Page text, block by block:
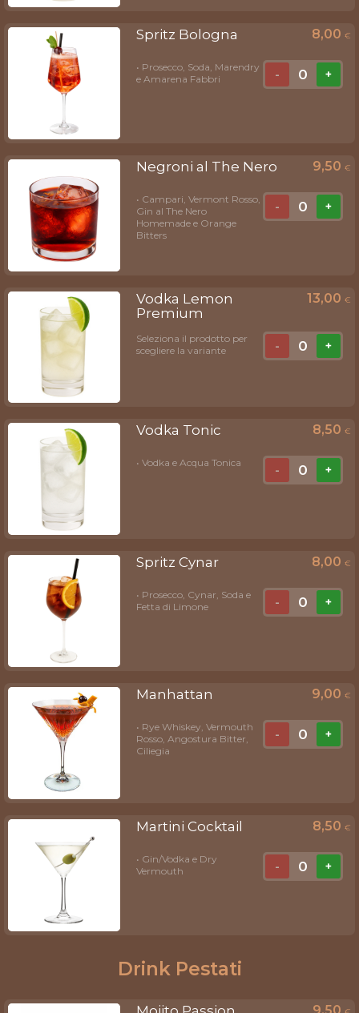
Spritz Bologna 8,00 €
• Prosecco, Soda, Marendry
e Amarena Fabbri
- 0 +
Negroni al The Nero 9,50 €
• Campari, Vermont Rosso,
Gin al The Nero
Homemade e Orange
Bitters
- 0 +
Vodka Lemon
Premium
13,00 €
Seleziona il prodotto per
scegliere la variante
- 0 +
Vodka Tonic 8,50 €
• Vodka e Acqua Tonica
- 0 +
Spritz Cynar 8,00 €
• Prosecco, Cynar, Soda e
Fetta di Limone
- 0 +
Manhattan 9,00 €
• Rye Whiskey, Vermouth
Rosso, Angostura Bitter,
Ciliegia
- 0 +
Martini Cocktail 8,50 €
• Gin/Vodka e Dry
Vermouth
- 0 +
Drink Pestati
9,50